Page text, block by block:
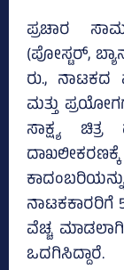
ಪ್ರಚಾರ
(ಪೋಸ್ಟರ್‌,
ರು.,
ಮತ್ತು
ಸಾಕ್ಷ್ಯ
ನಾಟಕಕಾರರಿಗೆ
ವೆಚ್ಚ
ಒದಗಿಸಿದ್ದಾರೆ.